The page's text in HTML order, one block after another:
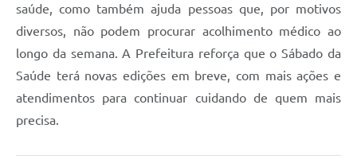
saúde, como também ajuda pessoas que, por motivos
diversos, não podem procurar acolhimento médico ao
longo da semana. A Prefeitura reforça que o Sábado da
Saúde terá novas edições em breve, com mais ações e
atendimentos para continuar cuidando de quem mais
precisa.